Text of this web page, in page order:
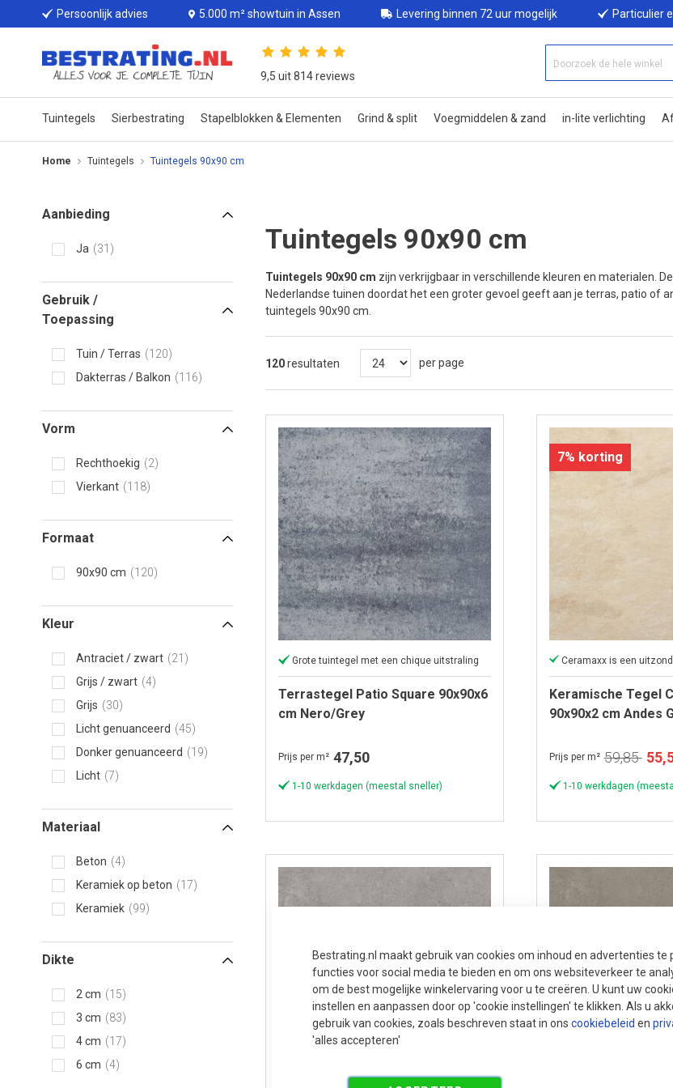
Bestrating.nl maakt gebruik van cookies om inhoud en advertenties te
functies voor social media te bieden en om ons websiteverkeer te
om de best mogelijke winkelervaring voor u te creëren. U kunt uw
instellen en aanpassen door op 'cookie instellingen' te klikken. Als u
gebruik van cookies, zoals beschreven staat in ons cookiebeleid en
'alles accepteren'
Persoonlijk advies 5.000 m² showtuin in Assen Levering binnen 72 uur mogelijk Particulier
9,5 uit 814 reviews
Tuintegels Sierbestrating Stapelblokken & Elementen Grind & split Voegmiddelen & zand in-lite verlichting
Home Tuintegels Tuintegels 90x90 cm
Aanbieding
Ja 31
Gebruik /
Toepassing
Tuin / Terras
120
Dakterras / Balkon
116
Vorm
Rechthoekig
2
Vierkant
118
Formaat
90x90 cm 120
Kleur
Antraciet / zwart
21
Grijs / zwart
4
Grijs
30
Licht genuanceerd
45
Donker genuanceerd
19
Licht
7
Materiaal
Beton
4
Keramiek op beton
17
Keramiek
99
Dikte
2 cm
15
3 cm
83
4 cm
17
6 cm
4
Tuintegels 90x90 cm
Tuintegels 90x90 cm zijn verkrijgbaar in verschillende kleuren en materialen.
Nederlandse tuinen doordat het een groter gevoel geeft aan je terras, patio of
tuintegels 90x90 cm.
120resultaten per page
Grote tuintegel met een chique uitstraling
Terrastegel Patio Square 90x90x6
cm Nero/Grey
Prijs per m² 47,50
1-10 werkdagen (meestal sneller)
7% korting
Keramische Tegel
90x90x2 cm Andes
Prijs per m² 59,85
prijs
1-10 werkdagen